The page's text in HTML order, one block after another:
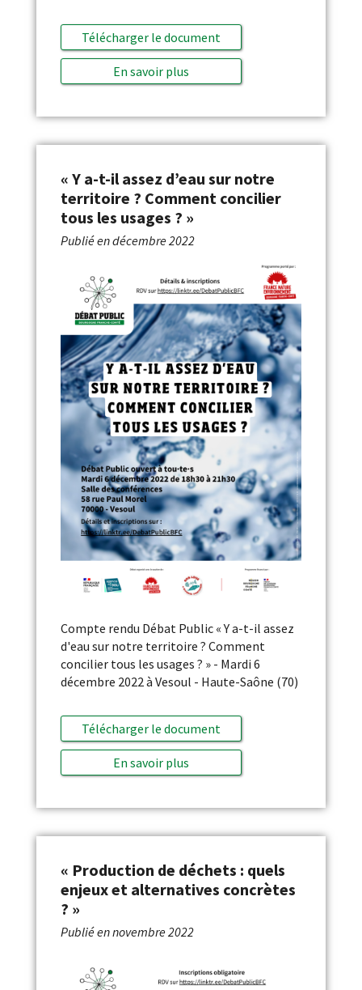
Télécharger le document
En savoir plus
« Y a-t-il assez d’eau sur notre
territoire ? Comment concilier
tous les usages ? »
Publié endécembre 2022
Compte rendu Débat Public « Y a-t-il assez
d'eau sur notre territoire ? Comment
concilier tous les usages ? » - Mardi 6
décembre 2022 à Vesoul - Haute-Saône (70)
Télécharger le document
En savoir plus
« Production de déchets : quels
enjeux et alternatives concrètes
? »
Publié ennovembre 2022